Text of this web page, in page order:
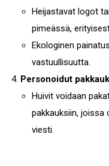
Heijastavat logot
pimeässä,
Ekologinen
vastuullisuutta.
Personoidut
Huivit voidaan
pakkauksiin,
viesti.